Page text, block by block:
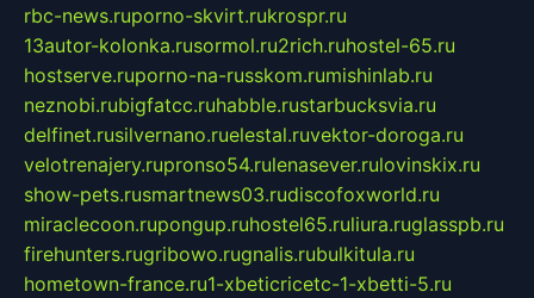
rbc-news.ruporno-skvirt.rukrospr.ru
13autor-kolonka.rusormol.ru2rich.ruhostel-65.ru
hostserve.ruporno-na-russkom.rumishinlab.ru
neznobi.rubigfatcc.ruhabble.rustarbucksvia.ru
delfinet.rusilvernano.ruelestal.ruvektor-doroga.ru
velotrenajery.rupronso54.rulenasever.rulovinskix.ru
show-pets.rusmartnews03.rudiscofoxworld.ru
miraclecoon.rupongup.ruhostel65.ruliura.ruglasspb.ru
firehunters.rugribowo.rugnalis.rubulkitula.ru
hometown-france.ru1-xbeticricetc-1-xbetti-5.ru